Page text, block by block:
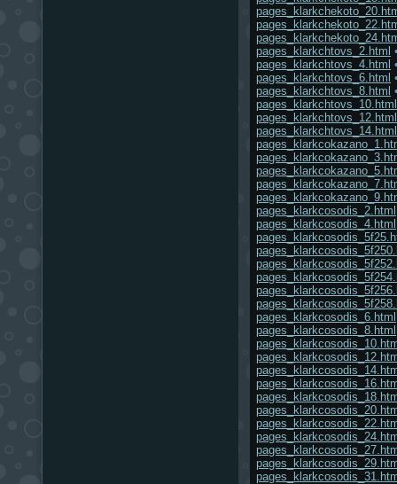
pages_klarkchtovs_2.html
pages_klarkchtovs_4.html
pages_klarkchtovs_6.html
pages_klarkchtovs_8.html
pages_klarkchtovs_10.html
pages_klarkchtovs_12.html
pages_klarkchtovs_14.html
pages_klarkcosodis_2.html
pages_klarkcosodis_4.html
pages_klarkcosodis_6.html
pages_klarkcosodis_8.html